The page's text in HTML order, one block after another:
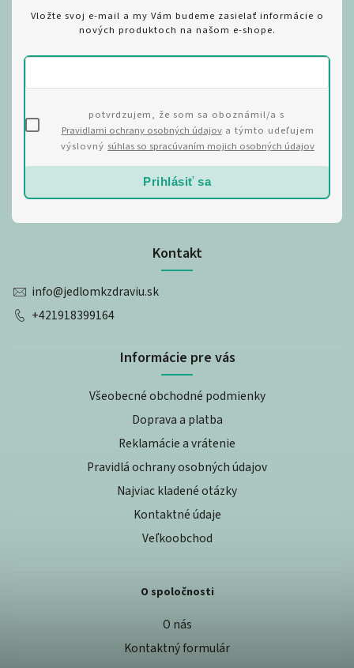
Kontakt
info@jedlomkzdraviu.sk
+421918399164
Informácie pre vás
Všeobecné obchodné podmienky
Doprava a platba
Reklamácie a vrátenie
Pravidlá ochrany osobných údajov
Najviac kladené otázky
Kontaktné údaje
Veľkoobchod
O spoločnosti
O nás
Kontaktný formulár
Vložte svoj e-mail a my Vám budeme zasielať informácie o
nových produktoch na našom e-shope.
potvrdzujem, že som sa oboznámil/a s
Pravidlami ochrany osobných údajova týmto udeľujem
výslovný súhlas so spracúvaním mojich osobných údajov
Prihlásiť sa